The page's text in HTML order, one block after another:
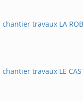
travaux LA
travaux LE